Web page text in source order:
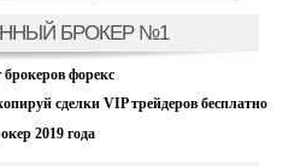
БРОКЕР №1
форекс
сделки VIP трейдеров бесплатно
2019 года